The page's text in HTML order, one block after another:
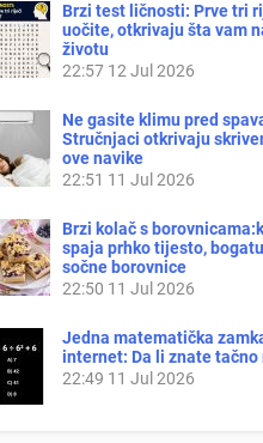
Brzi test ličnosti: Prve tri
uočite, otkrivaju šta vam
životu
22:57 12 Jul 2026
Ne gasite klimu pred
Stručnjaci otkrivaju
ove navike
22:51 11 Jul 2026
Brzi kolač s
spaja prhko tijesto,
sočne borovnice
22:50 11 Jul 2026
Jedna matematička
internet: Da li znate tačno
22:49 11 Jul 2026